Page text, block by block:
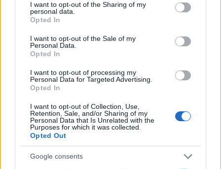
not limited to your visit or usage behaviour. You may click to
grant or deny consent to Google and its third-party tags to
use your data for below specified purposes in below Google
consent section.
I want to opt-out of the Sharing of my
personal data.
Opted In
I want to opt-out of the Sale of my
Personal Data.
Opted In
I want to opt-out of processing my
Personal Data for Targeted Advertising.
Opted In
I want to opt-out of Collection, Use,
Retention, Sale, and/or Sharing of my
Personal Data that Is Unrelated with the
Purposes for which it was collected.
Opted Out
Google consents